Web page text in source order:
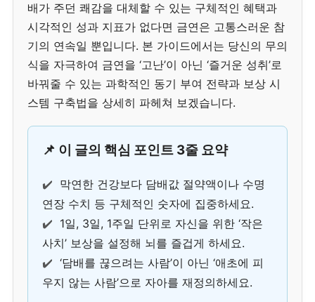
배가 주던 쾌감을 대체할 수 있는 구체적인 혜택과
시각적인 성과 지표가 없다면 금연은 고통스러운 참
기의 연속일 뿐입니다. 본 가이드에서는 당신의 무의
식을 자극하여 금연을 ‘고난’이 아닌 ‘즐거운 성취’로
바꿔줄 수 있는 과학적인 동기 부여 전략과 보상 시
스템 구축법을 상세히 파헤쳐 보겠습니다.
📌 이 글의 핵심 포인트 3줄 요약
✔️ 막연한 건강보다 담배값 절약액이나 수명
연장 수치 등 구체적인 숫자에 집중하세요.
✔️ 1일, 3일, 1주일 단위로 자신을 위한 ‘작은
사치’ 보상을 설정해 뇌를 즐겁게 하세요.
✔️ ‘담배를 끊으려는 사람’이 아닌 ‘애초에 피
우지 않는 사람’으로 자아를 재정의하세요.